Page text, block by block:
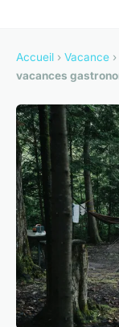
Accueil › Vacance ›
vacances